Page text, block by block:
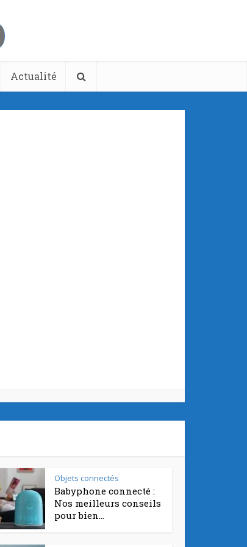
Actualité
Objets connectés
Babyphone connecté :
Nos meilleurs conseils
pour bien...